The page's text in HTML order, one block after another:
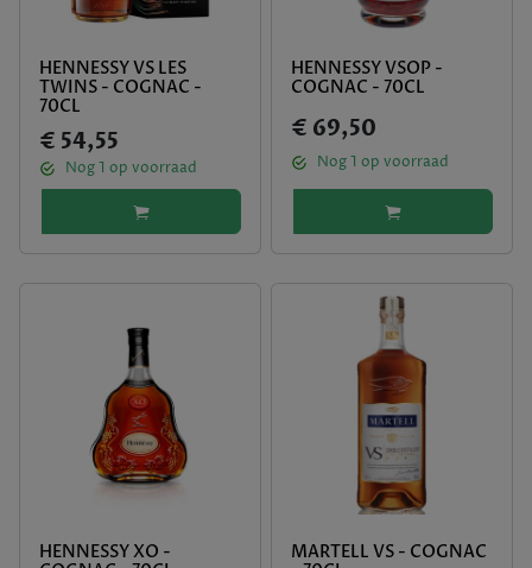
HENNESSY VS LES
TWINS - COGNAC -
70CL
€ 54,55
Nog1 op voorraad
HENNESSY VSOP -
COGNAC - 70CL
€ 69,50
Nog1 op voorraad
HENNESSY XO -
MARTELL VS - COGNAC